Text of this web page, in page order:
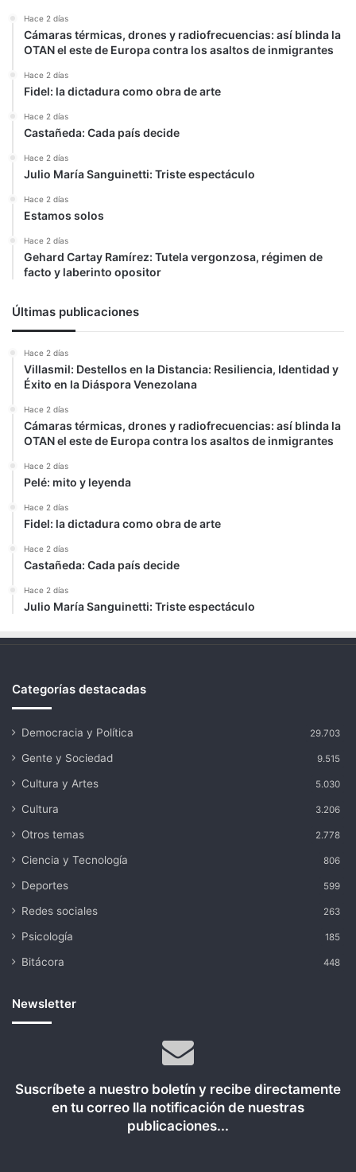
Hace 2 días
Cámaras térmicas, drones y radiofrecuencias: así blinda la
OTAN el este de Europa contra los asaltos de inmigrantes
Hace 2 días
Fidel: la dictadura como obra de arte
Hace 2 días
Castañeda: Cada país decide
Hace 2 días
Julio María Sanguinetti: Triste espectáculo
Hace 2 días
Estamos solos
Hace 2 días
Gehard Cartay Ramírez: Tutela vergonzosa, régimen de
facto y laberinto opositor
Últimas publicaciones
Hace 2 días
Villasmil: Destellos en la Distancia: Resiliencia, Identidad y
Éxito en la Diáspora Venezolana
Hace 2 días
Cámaras térmicas, drones y radiofrecuencias: así blinda la
OTAN el este de Europa contra los asaltos de inmigrantes
Hace 2 días
Pelé: mito y leyenda
Hace 2 días
Fidel: la dictadura como obra de arte
Hace 2 días
Castañeda: Cada país decide
Hace 2 días
Julio María Sanguinetti: Triste espectáculo
Categorías destacadas
Democracia y Política 29.703
Gente y Sociedad 9.515
Cultura y Artes 5.030
Cultura 3.206
Otros temas 2.778
Ciencia y Tecnología 806
Deportes 599
Redes sociales 263
Psicología 185
Bitácora 448
Newsletter
Suscríbete a nuestro boletín y recibe directamente
en tu correo lla notificación de nuestras
publicaciones...